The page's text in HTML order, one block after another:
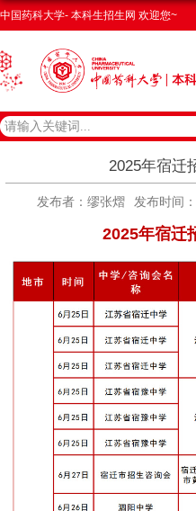
中国药科大学- 本科生招生网 欢迎您~
2025年宿迁
发布者：缪张熠 发布时间
2025年宿迁